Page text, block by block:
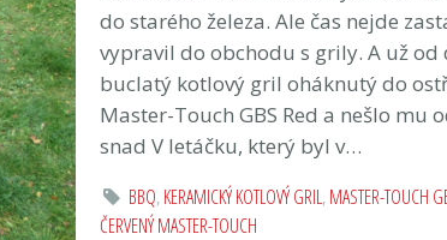
do starého železa. Ale čas nejde
vypravil do obchodu s grily. A už
buclatý kotlový gril oháknutý do
Master-Touch GBS Red a nešlo
snad V letáčku, který byl v…
BBQ,KERAMICKÝ KOTLOVÝ GRIL,MASTER-TOUCH
ČERVENÝ MASTER-TOUCH